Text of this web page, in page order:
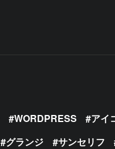
WORDPRESS アイ
グランジ サンセリフ